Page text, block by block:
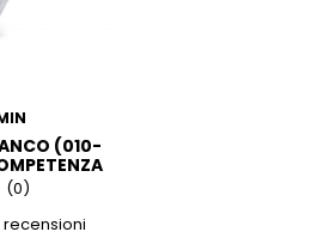
(010-
(0)
recensioni